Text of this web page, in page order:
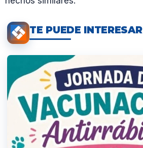
TE PUEDE INTERESAR